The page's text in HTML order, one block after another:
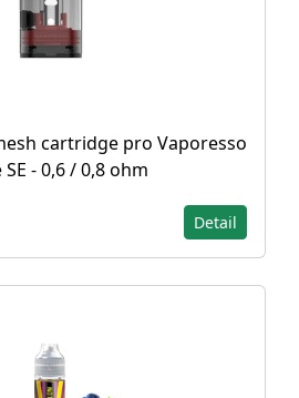
cartridge pro Vaporesso
SE - 0,6 / 0,8 ohm
Detail